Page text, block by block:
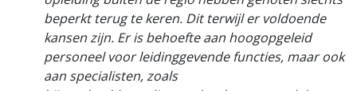
beperkt terug te keren. Dit terwijl er voldoende
kansen zijn. Er is behoefte aan hoogopgeleid
personeel voor leidinggevende functies, maar ook
aan specialisten, zoals